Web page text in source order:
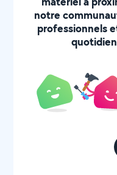
notre
professionnels